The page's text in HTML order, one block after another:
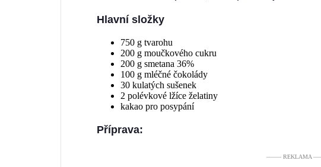
Hlavní složky
750 g tvarohu
200 g moučkového cukru
200 g smetana 36%
100 g mléčné čokolády
30 kulatých sušenek
2 polévkové lžíce želatiny
kakao pro posypání
Příprava:
––––– REKLAMA